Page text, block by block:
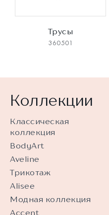
Трусы
360501
Коллекции
Классическая
коллекция
BodyArt
Aveline
Трикотаж
Alisee
Модная коллекция
Accent